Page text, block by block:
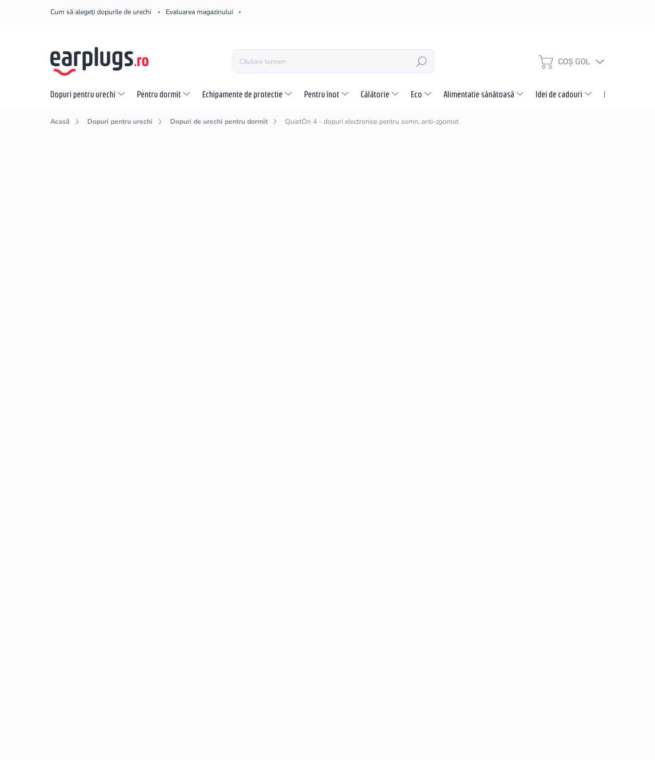
Cum să alegeți dopurile de urechi Evaluarea magazinului
CĂUTARE
COŞ
COŞ GOL
Dopuri pentru urechi Pentru dormit Echipamente de protectie Pentru înot Călătorie Eco Alimentatie sănătoasă Idei de cadouri Promotii
Acasă Dopuri pentru urechi Dopuri de urechi pentru dormit QuietOn 4 - dopuri electronice pentru somn, anti-zgomot